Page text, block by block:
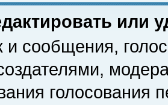
или
и сообщения,
голосования